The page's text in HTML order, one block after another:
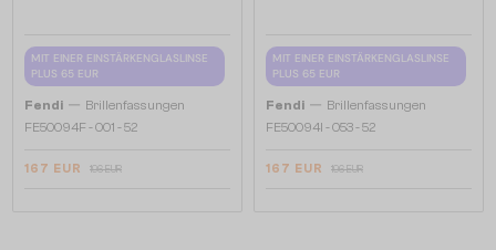
MIT EINER EINSTÄRKENGLASLINSE
PLUS 65 EUR
Fendi — Brillenfassungen
FE50094F - 001 - 52
167 EUR 196 EUR
MIT EINER EINSTÄRKENGLASLINSE
PLUS 65 EUR
Fendi — Brillenfassungen
FE50094I - 053 - 52
167 EUR 196 EUR